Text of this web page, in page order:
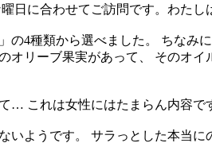
日に合わせてご訪問です。わたし
の4種類から選べました。 ちな
リーブ果実があって、 そのオ
これは女性にはたまらん内容で
ようです。 サラっとした本当